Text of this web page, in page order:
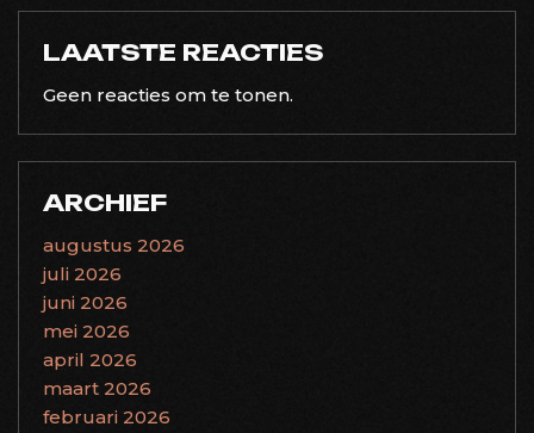
LAATSTE REACTIES
Geen reacties om te tonen.
ARCHIEF
augustus 2026
juli 2026
juni 2026
mei 2026
april 2026
maart 2026
februari 2026